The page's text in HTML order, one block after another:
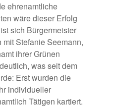
ehrenamtliche
wäre dieser Erfolg
sich Bürgermeister
mit Stefanie Seemann,
ihrer Grünen
was seit dem
Erst wurden die
individueller
Tätigen kartiert.